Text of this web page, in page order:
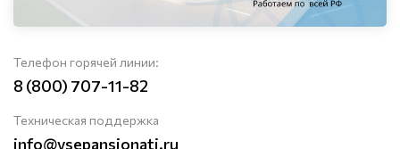
Телефон горячей линии:
8 (800) 707-11-82
Техническая поддержка
info@vsepansionati.ru